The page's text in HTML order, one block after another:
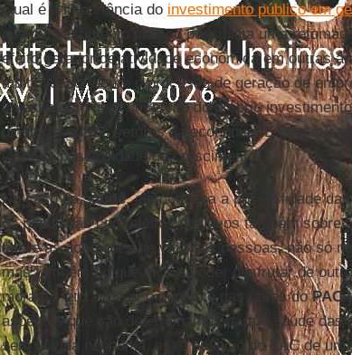
Qual é a importância do investimento público em
que o investimento público possibilita uma
efeito gerador de atividade econômica em outras
multiplicador sobre o processo de geração de
investimento gera um efeito do próprio
dinamiza outros setores da economia. É isso que
vista da possibilidade de crescimento.
No caso dasaúde, ele combina a possibilidade da
da população com efeitos positivos também sobre
sobre as condições de vida das pessoas, não só
mas também no que toca a poder desfrutar de
moradia, etc., que aí o conjunto das obras doPAC
aspectos que são determinantes para a saúde
sem dúvida nenhuma, esse anúncio do PAC de